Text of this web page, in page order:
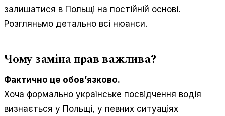
залишатися в Польщі на постійній основі.
Розгляньмо детально всі нюанси.
Чому заміна прав важлива?
Фактично це обов’язково.
Хоча формально українське посвідчення водія
визнається у Польщі, у певних ситуаціях